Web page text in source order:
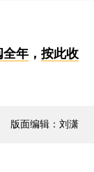
全年， 按此收
版面编辑：刘潇